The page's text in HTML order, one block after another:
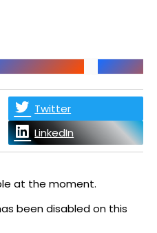
Twitter
LinkedIn
at the moment.
been disabled on this